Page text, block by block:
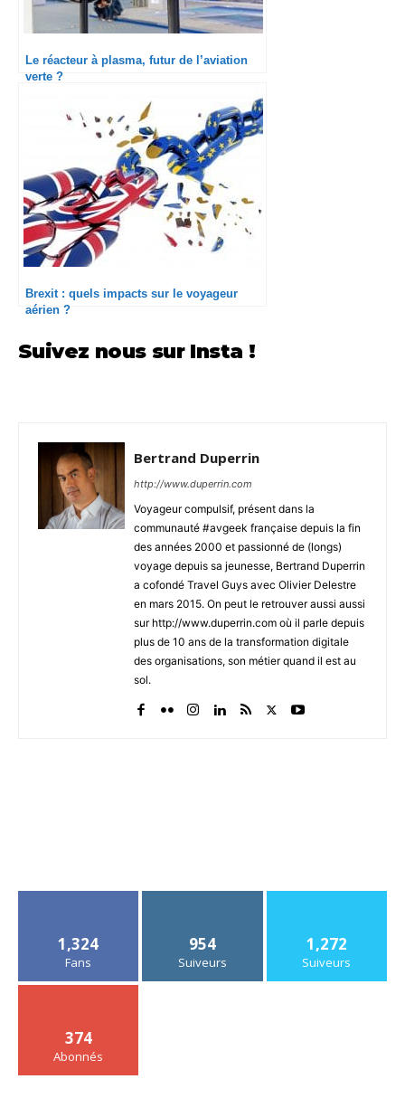
Le réacteur à plasma, futur de l’aviation
verte ?
Brexit : quels impacts sur le voyageur
aérien ?
Suivez nous sur Insta !
Bertrand Duperrin
http://www.duperrin.com
Voyageur compulsif, présent dans la
communauté #avgeek française depuis la fin
des années 2000 et passionné de (longs)
voyage depuis sa jeunesse, Bertrand Duperrin
a cofondé Travel Guys avec Olivier Delestre
en mars 2015. On peut le retrouver aussi aussi
sur http://www.duperrin.com où il parle depuis
plus de 10 ans de la transformation digitale
des organisations, son métier quand il est au
sol.
1,324
Fans
954
Suiveurs
1,272
Suiveurs
374
Abonnés